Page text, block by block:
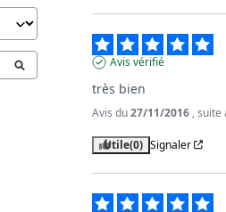
Avis vérifié
très bien
Avis du27/11/2016 , suite
Utile(0) Signaler